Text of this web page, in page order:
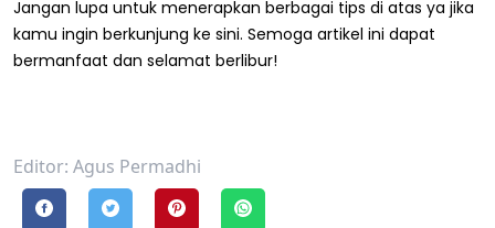
Jangan lupa untuk menerapkan berbagai tips di atas ya jika
kamu ingin berkunjung ke sini. Semoga artikel ini dapat
bermanfaat dan selamat berlibur!
Editor: Agus Permadhi